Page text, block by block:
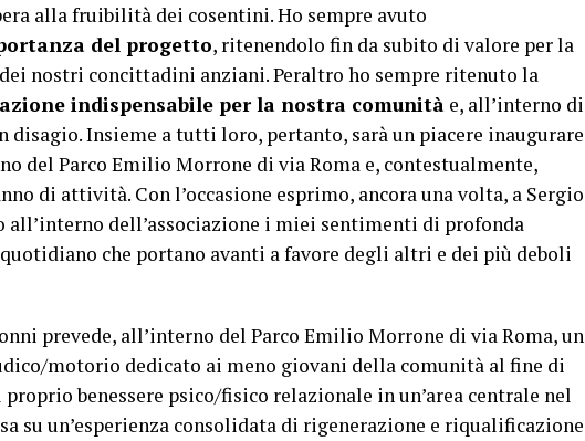
alla fruibilità dei cosentini. Ho sempre avuto
del progetto, ritenendolo fin da subito di valore per la
nostri concittadini anziani. Peraltro ho sempre ritenuto la
indispensabile per la nostra comunità e, all’interno di
disagio. Insieme a tutti loro, pertanto, sarà un piacere inaugurare
del Parco Emilio Morrone di via Roma e, contestualmente,
di attività. Con l’occasione esprimo, ancora una volta, a Sergio
all’interno dell’associazione i miei sentimenti di profonda
che portano avanti a favore degli altri e dei più deboli
prevede, all’interno del Parco Emilio Morrone di via Roma, un
motorio dedicato ai meno giovani della comunità al fine di
benessere psico/fisico relazionale in un’area centrale nel
su un’esperienza consolidata di rigenerazione e riqualificazione